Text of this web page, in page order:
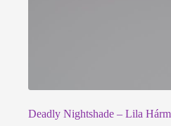
Deadly Nightshade – Lila